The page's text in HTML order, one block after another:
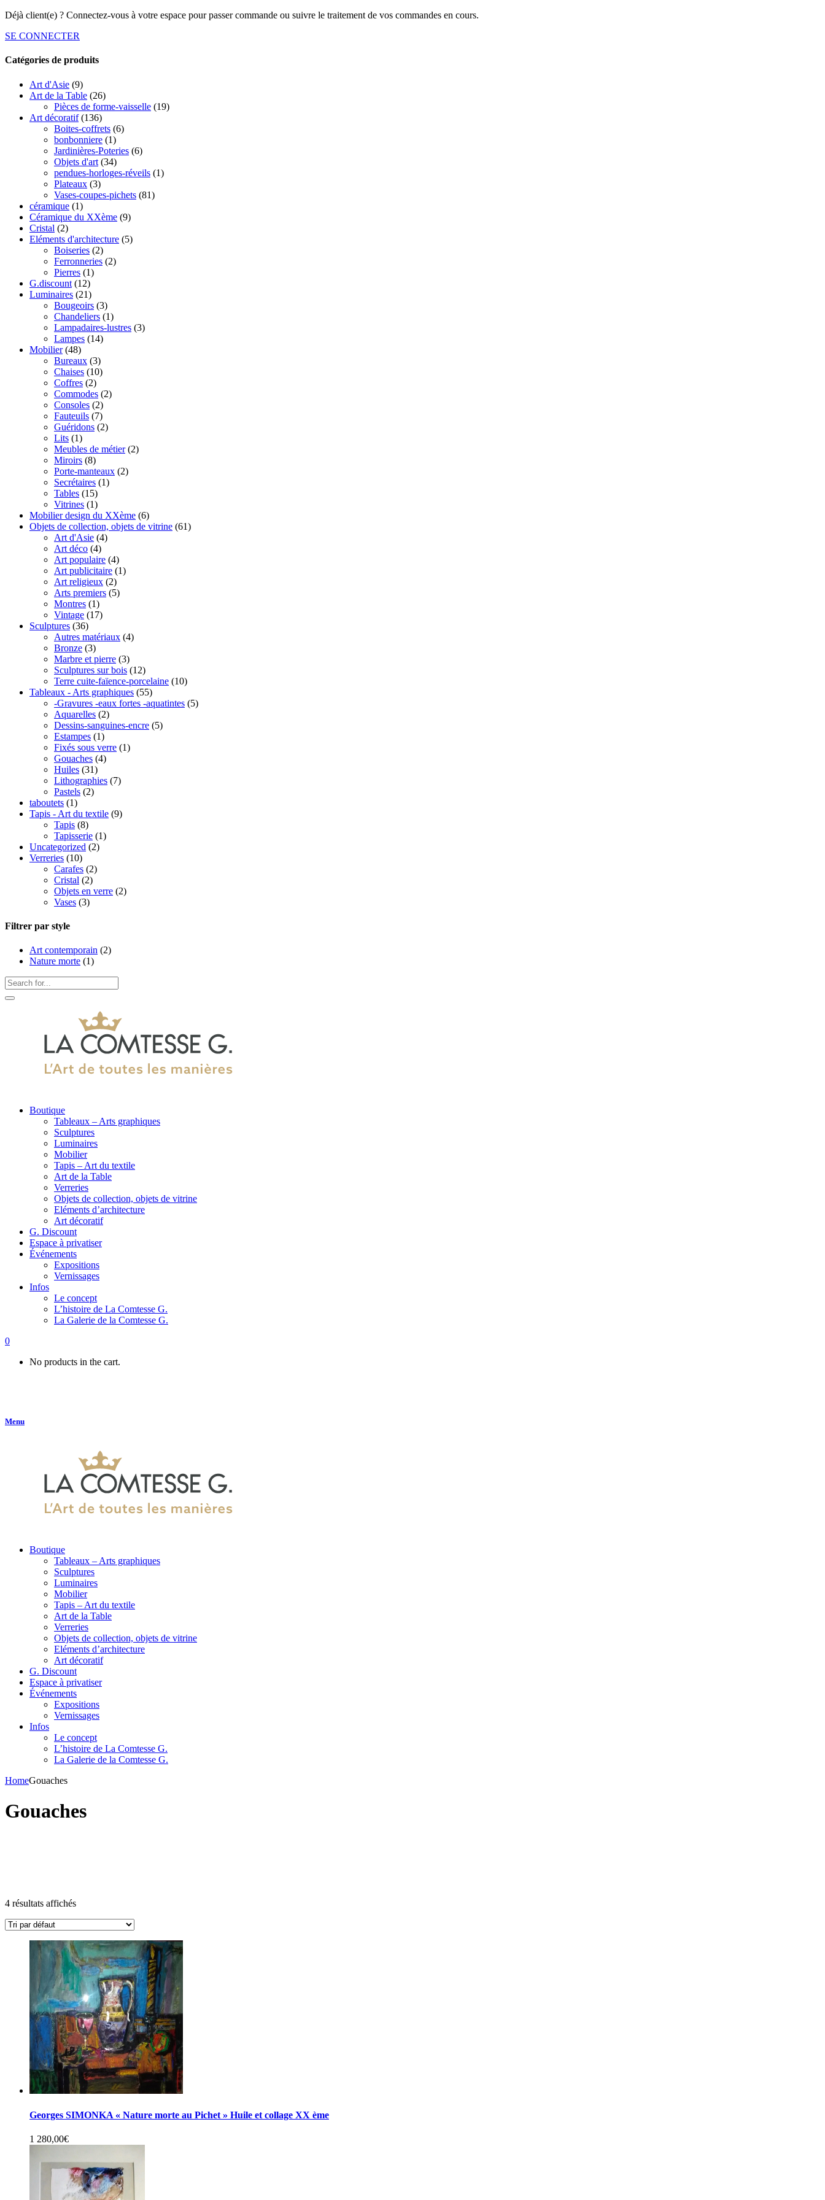
Déjà client(e) ? Connectez-vous à votre espace pour passer commande ou suivre le traitement de vos commandes en cours.
SE CONNECTER
Catégories de produits
Art d'Asie (9)
Art de la Table (26)
Pièces de forme-vaisselle (19)
Art décoratif (136)
Boites-coffrets (6)
bonbonniere (1)
Jardinières-Poteries (6)
Objets d'art (34)
pendues-horloges-réveils (1)
Plateaux (3)
Vases-coupes-pichets (81)
céramique (1)
Céramique du XXème (9)
Cristal (2)
Eléments d'architecture (5)
Boiseries (2)
Ferronneries (2)
Pierres (1)
G.discount (12)
Luminaires (21)
Bougeoirs (3)
Chandeliers (1)
Lampadaires-lustres (3)
Lampes (14)
Mobilier (48)
Bureaux (3)
Chaises (10)
Coffres (2)
Commodes (2)
Consoles (2)
Fauteuils (7)
Guéridons (2)
Lits (1)
Meubles de métier (2)
Miroirs (8)
Porte-manteaux (2)
Secrétaires (1)
Tables (15)
Vitrines (1)
Mobilier design du XXème (6)
Objets de collection, objets de vitrine (61)
Art d'Asie (4)
Art déco (4)
Art populaire (4)
Art publicitaire (1)
Art religieux (2)
Arts premiers (5)
Montres (1)
Vintage (17)
Sculptures (36)
Autres matériaux (4)
Bronze (3)
Marbre et pierre (3)
Sculptures sur bois (12)
Terre cuite-faïence-porcelaine (10)
Tableaux - Arts graphiques (55)
-Gravures -eaux fortes -aquatintes (5)
Aquarelles (2)
Dessins-sanguines-encre (5)
Estampes (1)
Fixés sous verre (1)
Gouaches (4)
Huiles (31)
Lithographies (7)
Pastels (2)
taboutets (1)
Tapis - Art du textile (9)
Tapis (8)
Tapisserie (1)
Uncategorized (2)
Verreries (10)
Carafes (2)
Cristal (2)
Objets en verre (2)
Vases (3)
Filtrer par style
Art contemporain (2)
Nature morte (1)
Boutique
Tableaux – Arts graphiques
Sculptures
Luminaires
Mobilier
Tapis – Art du textile
Art de la Table
Verreries
Objets de collection, objets de vitrine
Eléments d’architecture
Art décoratif
G. Discount
Espace à privatiser
Événements
Expositions
Vernissages
Infos
Le concept
L’histoire de La Comtesse G.
La Galerie de la Comtesse G.
0
No products in the cart.
Menu
Boutique
Tableaux – Arts graphiques
Sculptures
Luminaires
Mobilier
Tapis – Art du textile
Art de la Table
Verreries
Objets de collection, objets de vitrine
Eléments d’architecture
Art décoratif
G. Discount
Espace à privatiser
Événements
Expositions
Vernissages
Infos
Le concept
L’histoire de La Comtesse G.
La Galerie de la Comtesse G.
HomeGouaches
Gouaches
4 résultats affichés
Georges SIMONKA « Nature morte au Pichet » Huile et collage XX ème
1 280,00€